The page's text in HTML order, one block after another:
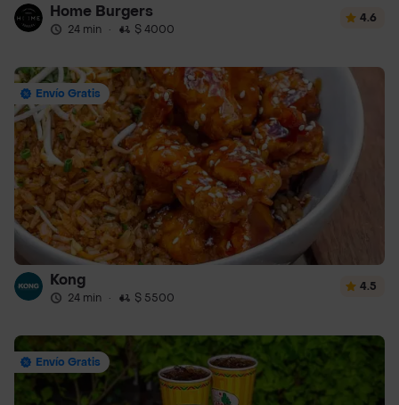
Home Burgers
24 min · $ 4000
4.6
Envío Gratis
Kong
24 min · $ 5500
4.5
Envío Gratis